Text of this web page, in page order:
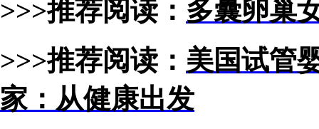
>>>推荐阅读： 多囊卵巢
>>>推荐阅读： 美国试管
家：从健康出发